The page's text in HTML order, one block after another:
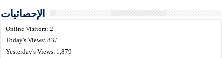
الإحصائيات
Online Visitors:2
Today's Views:837
Yesterday's Views: 1,879